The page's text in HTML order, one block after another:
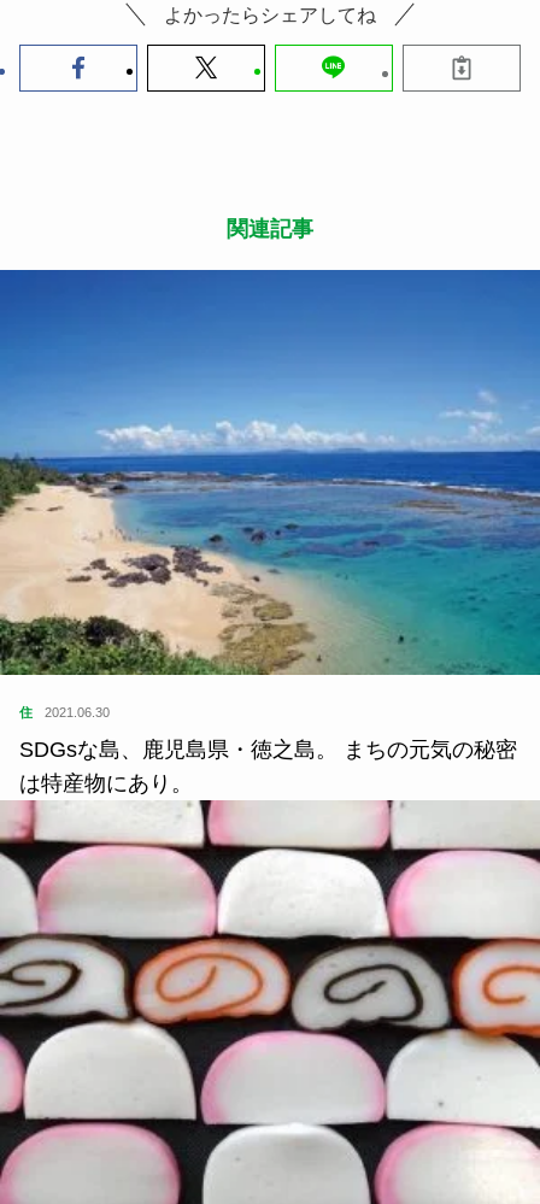
ウという石があり、大切なお土産になった。
関連記事
住
SDGsな島、鹿児島県・徳之島。 まちの元気の秘密
は特産物にあり。